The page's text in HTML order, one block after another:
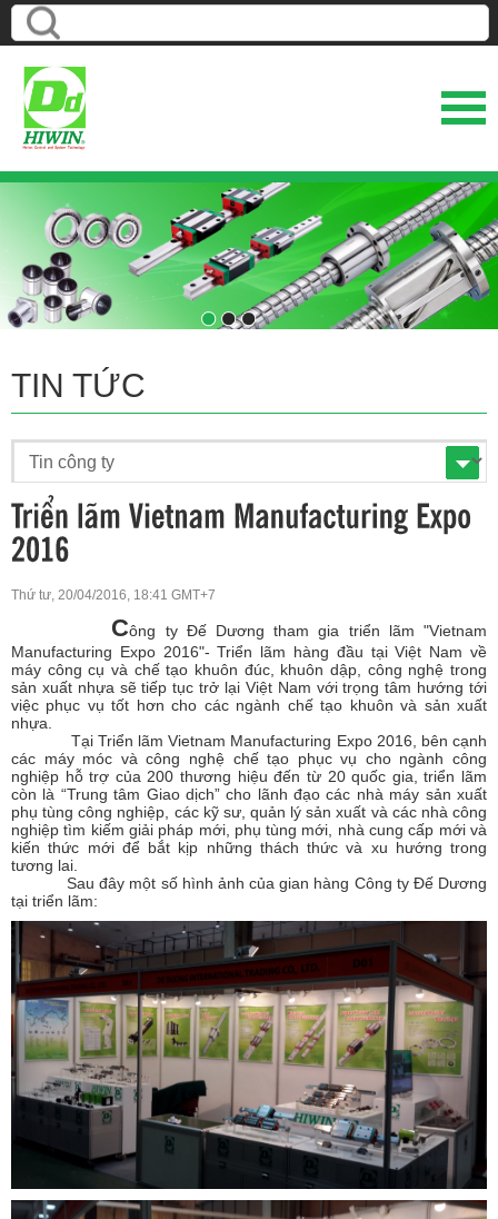
1 2 3
TIN TỨC
Thứ tư, 20/04/2016, 18:41 GMT+7
Công ty Đế Dương tham gia triển lãm "Vietnam
Manufacturing Expo 2016"- Triển lãm hàng đầu tại Việt Nam về
máy công cụ và chế tạo khuôn đúc, khuôn dập, công nghệ trong
sản xuất nhựa sẽ tiếp tục trở lại Việt Nam với trọng tâm hướng tới
việc phục vụ tốt hơn cho các ngành chế tạo khuôn và sản xuất
nhựa.
Tại Triển lãm Vietnam Manufacturing Expo 2016, bên cạnh
các máy móc và công nghệ chế tạo phục vụ cho ngành công
nghiệp hỗ trợ của 200 thương hiệu đến từ 20 quốc gia, triển lãm
còn là “Trung tâm Giao dịch” cho lãnh đạo các nhà máy sản xuất
phụ tùng công nghiệp, các kỹ sư, quản lý sản xuất và các nhà công
nghiệp tìm kiếm giải pháp mới, phụ tùng mới, nhà cung cấp mới và
kiến thức mới để bắt kịp những thách thức và xu hướng trong
tương lai.
Sau đây một số hình ảnh của gian hàng Công ty Đế Dương
tại triển lãm: